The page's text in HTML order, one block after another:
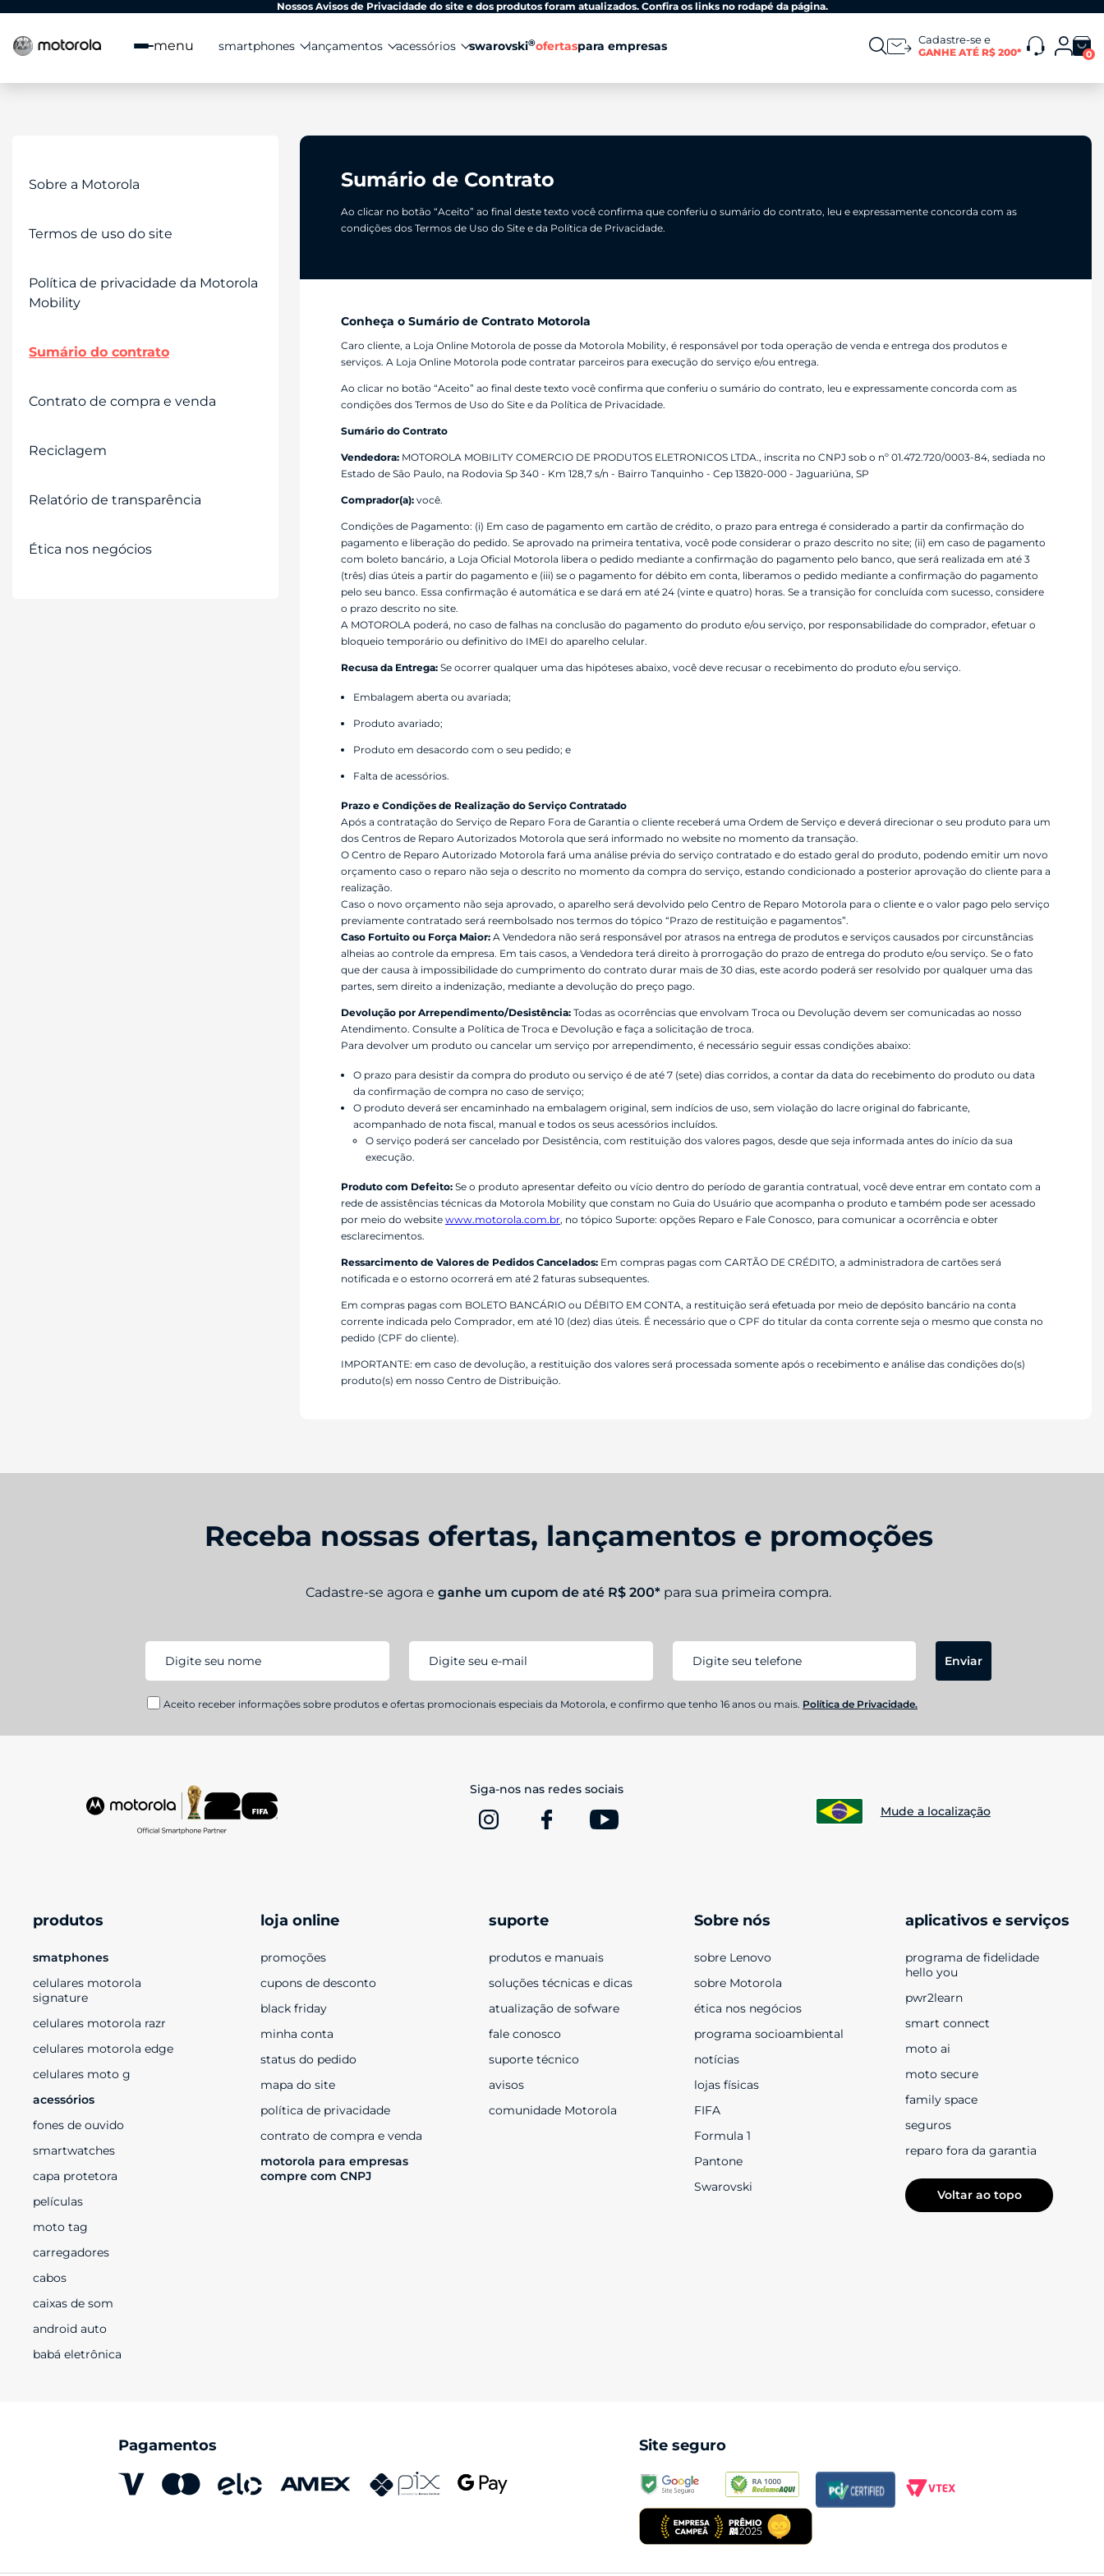
site
inclui
sistema
ajustar
pessoas
visuais
leitor
Control-
acessibilidade.
Nossos Avisos de Privacidade do site e dos produtos foram atualizados. Confira os links no rodapé da página.
menu smartphones lançamentos acessórios swarovski®ofertaspara empresas Cadastre-se e
GANHE ATÉ R$ 200* 0
Sobre a Motorola
Termos de uso do site
Política de privacidade da Motorola
Mobility
Sumário do contrato
Contrato de compra e venda
Reciclagem
Relatório de transparência
Ética nos negócios
Sumário de Contrato
Ao clicar no botão “Aceito” ao final deste texto você confirma que conferiu o sumário do contrato, leu e expressamente concorda com as
condições dos Termos de Uso do Site e da Política de Privacidade.
Conheça o Sumário de Contrato Motorola
Caro cliente, a Loja Online Motorola de posse da Motorola Mobility, é responsável por toda operação de venda e entrega dos produtos e
serviços. A Loja Online Motorola pode contratar parceiros para execução do serviço e/ou entrega.
Ao clicar no botão “Aceito” ao final deste texto você confirma que conferiu o sumário do contrato, leu e expressamente concorda com as
condições dos Termos de Uso do Site e da Política de Privacidade.
Sumário do Contrato
Vendedora: MOTOROLA MOBILITY COMERCIO DE PRODUTOS ELETRONICOS LTDA., inscrita no CNPJ sob o nº 01.472.720/0003-84, sediada no
Estado de São Paulo, na Rodovia Sp 340 - Km 128,7 s/n - Bairro Tanquinho - Cep 13820-000 - Jaguariúna, SP
Comprador(a): você.
Condições de Pagamento: (i) Em caso de pagamento em cartão de crédito, o prazo para entrega é considerado a partir da confirmação do
pagamento e liberação do pedido. Se aprovado na primeira tentativa, você pode considerar o prazo descrito no site; (ii) em caso de pagamento
com boleto bancário, a Loja Oficial Motorola libera o pedido mediante a confirmação do pagamento pelo banco, que será realizada em até 3
(três) dias úteis a partir do pagamento e (iii) se o pagamento for débito em conta, liberamos o pedido mediante a confirmação do pagamento
pelo seu banco. Essa confirmação é automática e se dará em até 24 (vinte e quatro) horas. Se a transição for concluída com sucesso, considere
o prazo descrito no site.
A MOTOROLA poderá, no caso de falhas na conclusão do pagamento do produto e/ou serviço, por responsabilidade do comprador, efetuar o
bloqueio temporário ou definitivo do IMEI do aparelho celular.
Recusa da Entrega: Se ocorrer qualquer uma das hipóteses abaixo, você deve recusar o recebimento do produto e/ou serviço.
Embalagem aberta ou avariada;
Produto avariado;
Produto em desacordo com o seu pedido; e
Falta de acessórios.
Prazo e Condições de Realização do Serviço Contratado
Após a contratação do Serviço de Reparo Fora de Garantia o cliente receberá uma Ordem de Serviço e deverá direcionar o seu produto para um
dos Centros de Reparo Autorizados Motorola que será informado no website no momento da transação.
O Centro de Reparo Autorizado Motorola fará uma análise prévia do serviço contratado e do estado geral do produto, podendo emitir um novo
orçamento caso o reparo não seja o descrito no momento da compra do serviço, estando condicionado a posterior aprovação do cliente para a
realização.
Caso o novo orçamento não seja aprovado, o aparelho será devolvido pelo Centro de Reparo Motorola para o cliente e o valor pago pelo serviço
previamente contratado será reembolsado nos termos do tópico “Prazo de restituição e pagamentos”.
Caso Fortuito ou Força Maior: A Vendedora não será responsável por atrasos na entrega de produtos e serviços causados por circunstâncias
alheias ao controle da empresa. Em tais casos, a Vendedora terá direito à prorrogação do prazo de entrega do produto e/ou serviço. Se o fato
que der causa à impossibilidade do cumprimento do contrato durar mais de 30 dias, este acordo poderá ser resolvido por qualquer uma das
partes, sem direito a indenização, mediante a devolução do preço pago.
Devolução por Arrependimento/Desistência: Todas as ocorrências que envolvam Troca ou Devolução devem ser comunicadas ao nosso
Atendimento. Consulte a Política de Troca e Devolução e faça a solicitação de troca.
Para devolver um produto ou cancelar um serviço por arrependimento, é necessário seguir essas condições abaixo:
O prazo para desistir da compra do produto ou serviço é de até 7 (sete) dias corridos, a contar da data do recebimento do produto ou data
da confirmação de compra no caso de serviço;
O produto deverá ser encaminhado na embalagem original, sem indícios de uso, sem violação do lacre original do fabricante,
acompanhado de nota fiscal, manual e todos os seus acessórios incluídos.
O serviço poderá ser cancelado por Desistência, com restituição dos valores pagos, desde que seja informada antes do início da sua
execução.
Produto com Defeito: Se o produto apresentar defeito ou vício dentro do período de garantia contratual, você deve entrar em contato com a
rede de assistências técnicas da Motorola Mobility que constam no Guia do Usuário que acompanha o produto e também pode ser acessado
por meio do website www.motorola.com.br, no tópico Suporte: opções Reparo e Fale Conosco, para comunicar a ocorrência e obter
esclarecimentos.
Ressarcimento de Valores de Pedidos Cancelados: Em compras pagas com CARTÃO DE CRÉDITO, a administradora de cartões será
notificada e o estorno ocorrerá em até 2 faturas subsequentes.
Em compras pagas com BOLETO BANCÁRIO ou DÉBITO EM CONTA, a restituição será efetuada por meio de depósito bancário na conta
corrente indicada pelo Comprador, em até 10 (dez) dias úteis. É necessário que o CPF do titular da conta corrente seja o mesmo que consta no
pedido (CPF do cliente).
IMPORTANTE: em caso de devolução, a restituição dos valores será processada somente após o recebimento e análise das condições do(s)
produto(s) em nosso Centro de Distribuição.
Receba nossas ofertas, lançamentos e promoções
Cadastre-se agora e ganhe um cupom de até R$ 200* para sua primeira compra.
Enviar
Aceito receber informações sobre produtos e ofertas promocionais especiais da Motorola, e confirmo que tenho 16 anos ou mais. Política de Privacidade.
Siga-nos nas redes sociais
Mude a localização
produtos
smatphones
celulares motorola
signature
celulares motorola razr
celulares motorola edge
celulares moto g
acessórios
fones de ouvido
smartwatches
capa protetora
películas
moto tag
carregadores
cabos
caixas de som
android auto
babá eletrônica
loja online
promoções
cupons de desconto
black friday
minha conta
status do pedido
mapa do site
política de privacidade
contrato de compra e venda
motorola para empresas
compre com CNPJ
suporte
produtos e manuais
soluções técnicas e dicas
atualização de sofware
fale conosco
suporte técnico
avisos
comunidade Motorola
Sobre nós
sobre Lenovo
sobre Motorola
ética nos negócios
programa socioambiental
notícias
lojas físicas
FIFA
Formula 1
Pantone
Swarovski
aplicativos e serviços
programa de fidelidade
hello you
pwr2learn
smart connect
moto ai
moto secure
family space
seguros
reparo fora da garantia
Voltar ao topo
Pagamentos Site seguro